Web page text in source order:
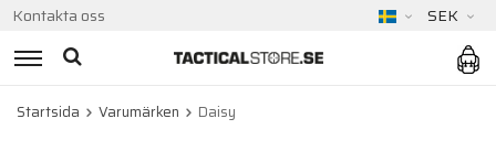
Kontakta oss SEK
Startsida Varumärken Daisy